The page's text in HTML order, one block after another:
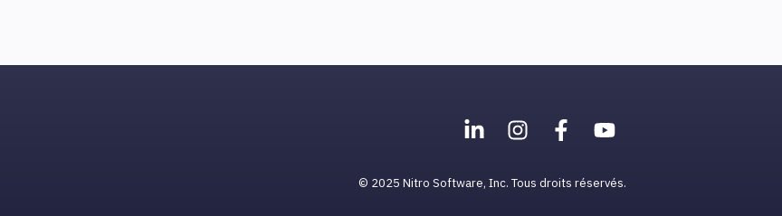
© 2025 Nitro Software, Inc. Tous droits réservés.